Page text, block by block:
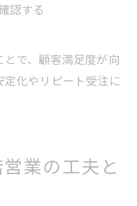
認する
で、顧客満足度が向
化やリピート受注に
業の工夫と